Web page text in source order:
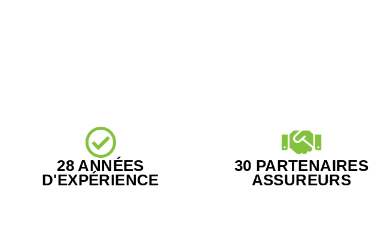
28 ANNÉES
D'EXPÉRIENCE
30 PARTENAIRES
ASSUREURS